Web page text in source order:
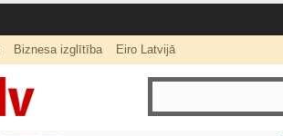
Biznesa izglītība Eiro Latvijā